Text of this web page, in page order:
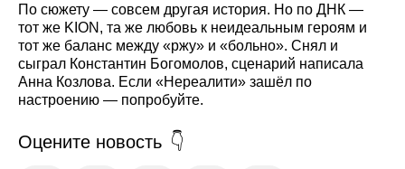
По сюжету — совсем другая история. Но по ДНК —
тот же KION, та же любовь к неидеальным героям и
тот же баланс между «ржу» и «больно». Снял и
сыграл Константин Богомолов, сценарий написала
Анна Козлова. Если «Нереалити» зашёл по
настроению — попробуйте.
Оцените новость